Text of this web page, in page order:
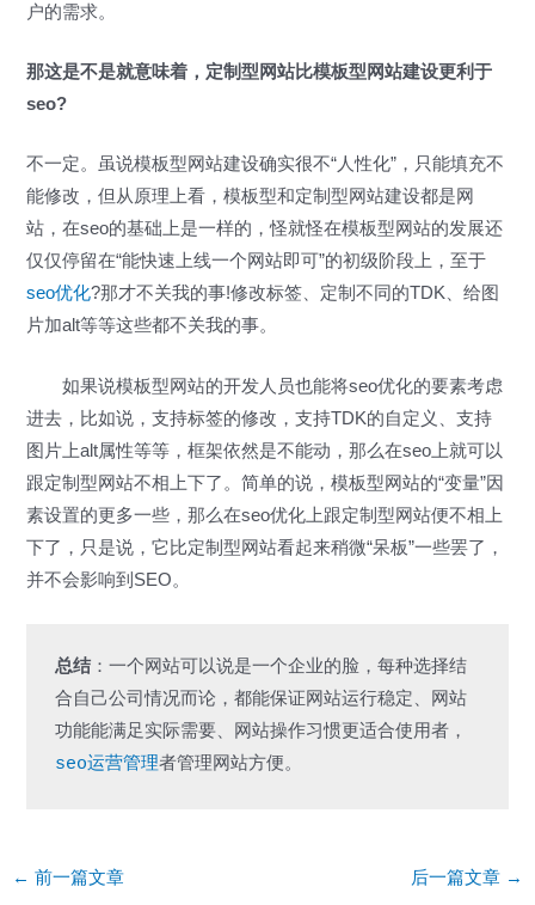
户的需求。
那这是不是就意味着，定制型网站比模板型网站建设更利于
seo?
不一定。虽说模板型网站建设确实很不“人性化”，只能填充不
能修改，但从原理上看，模板型和定制型网站建设都是网
站，在seo的基础上是一样的，怪就怪在模板型网站的发展还
仅仅停留在“能快速上线一个网站即可”的初级阶段上，至于
seo优化?那才不关我的事!修改标签、定制不同的TDK、给图
片加alt等等这些都不关我的事。
如果说模板型网站的开发人员也能将seo优化的要素考虑
进去，比如说，支持标签的修改，支持TDK的自定义、支持
图片上alt属性等等，框架依然是不能动，那么在seo上就可以
跟定制型网站不相上下了。简单的说，模板型网站的“变量”因
素设置的更多一些，那么在seo优化上跟定制型网站便不相上
下了，只是说，它比定制型网站看起来稍微“呆板”一些罢了，
并不会影响到SEO。
总结：一个网站可以说是一个企业的脸，每种选择结
合自己公司情况而论，都能保证网站运行稳定、网站
功能能满足实际需要、网站操作习惯更适合使用者，
seo运营管理者管理网站方便。
Post
← 前一篇文章 后一篇文章 →